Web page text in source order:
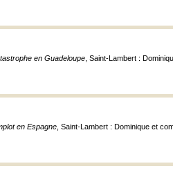
en Guadeloupe , Saint-Lambert :
en Espagne , Saint-Lambert : Dominique et